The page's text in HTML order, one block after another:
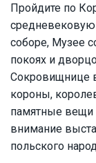
Пройдите по
соборе, Музее
покоях и
Сокровищнице
короны,
памятные вещи
внимание
польского